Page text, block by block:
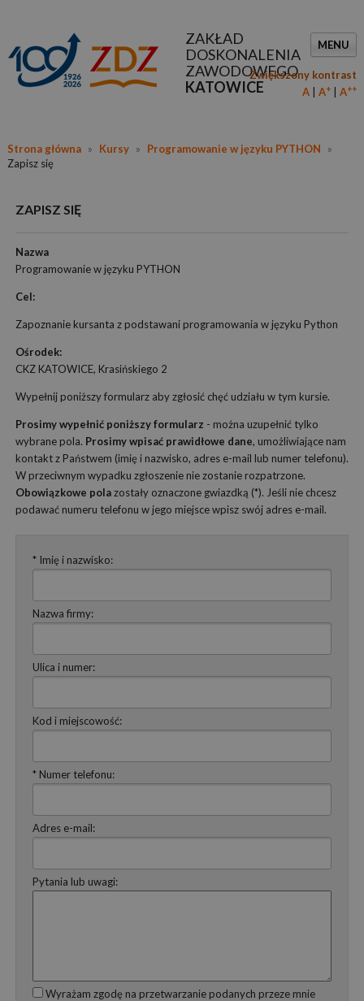
ZAKŁAD
DOSKONALENIA
ZAWODOWEGO
KATOWICE
MENU
Zwiększony kontrast
A
A+ A++
Strona główna » Kursy » Programowanie w języku PYTHON
»
Zapisz się
ZAPISZ SIĘ
Nazwa
Programowanie w języku PYTHON
Cel:
Zapoznanie kursanta z podstawani programowania w języku Python
Ośrodek:
CKZ KATOWICE, Krasińskiego 2
Wypełnij poniższy formularz aby zgłosić chęć udziału w tym kursie.
Prosimy wypełnić poniższy formularz - można uzupełnić tylko
wybrane pola. Prosimy wpisać prawidłowe dane, umożliwiające nam
kontakt z Państwem (imię i nazwisko, adres e-mail lub numer telefonu).
W przeciwnym wypadku zgłoszenie nie zostanie rozpatrzone.
Obowiązkowe polazostały oznaczone gwiazdką (*). Jeśli nie chcesz
podawać numeru telefonu w jego miejsce wpisz swój adres e-mail.
* Imię i nazwisko:
Nazwa firmy:
Ulica i numer:
Kod i miejscowość:
* Numer telefonu:
Adres e-mail:
Pytania lub uwagi:
Wyrażam zgodę na przetwarzanie podanych przeze mnie